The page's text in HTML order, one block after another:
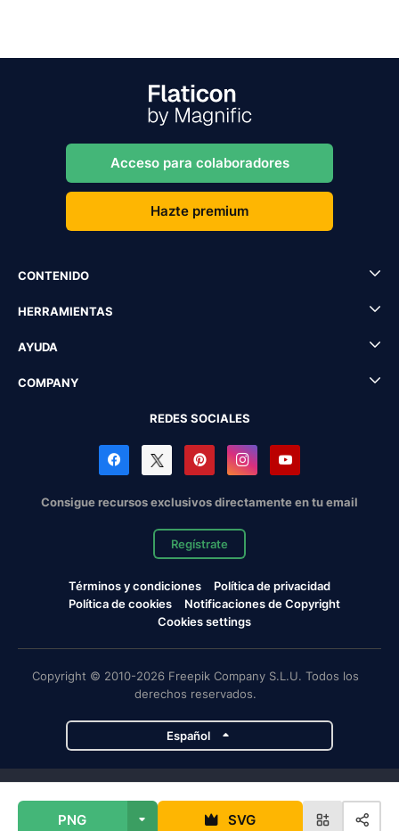
PNG SVG
Acceso para colaboradores
Hazte premium
CONTENIDO
HERRAMIENTAS
AYUDA
COMPANY
REDES SOCIALES
Consigue recursos exclusivos directamente en tu email
Regístrate
Términos y condiciones
Política de privacidad
Política de cookies
Notificaciones de Copyright
Cookies settings
Copyright © 2010-2026 Freepik Company S.L.U. Todos los
derechos reservados.
Español